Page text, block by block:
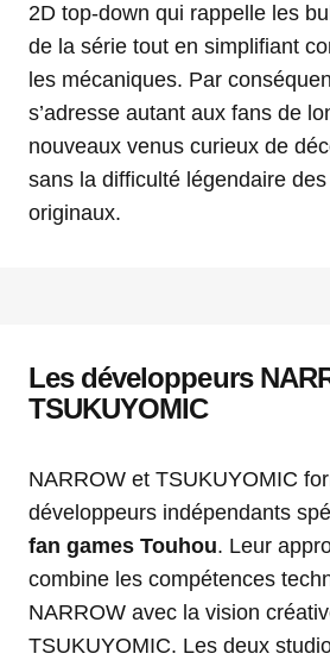
2D top-down qui rappelle les
de la série tout en simplifiant
les mécaniques. Par
s’adresse autant aux fans de
nouveaux venus curieux de
sans la difficulté légendaire des
originaux.
Les développeurs
TSUKUYOMIC
NARROW et TSUKUYOMIC
développeurs indépendants
fan games Touhou. Leur
combine les compétences
NARROW avec la vision
TSUKUYOMIC. Les deux